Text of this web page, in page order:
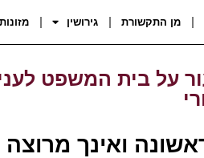
מן התקשורת גירושין מזונות
על בית המשפט
ואינך מרוצה